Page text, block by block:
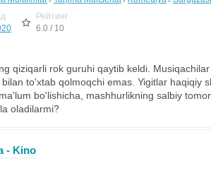
Рейтинг
6.0 / 10
qiziqarli rok guruhi qaytib keldi.
to'xtab qolmoqchi emas. Yigitlar haqiqiy
bo'lishicha, mashhurlikning salbiy
oladilarmi?
- Kino